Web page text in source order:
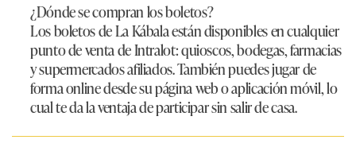
¿Dónde se compran los boletos?
Los boletos de La Kábala están disponibles en cualquier
punto de venta de Intralot: quioscos, bodegas, farmacias
y supermercados afiliados. También puedes jugar de
forma online desde su página web o aplicación móvil, lo
cual te da la ventaja de participar sin salir de casa.